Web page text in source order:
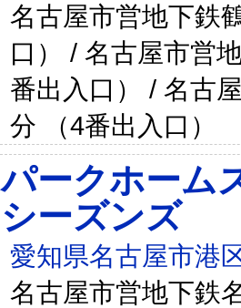
名古屋市営地下鉄
口） / 名古屋市営
番出入口） / 名古
分 （4番出入口）
パークホーム
シーズンズ
愛知県名古屋市港
名古屋市営地下鉄